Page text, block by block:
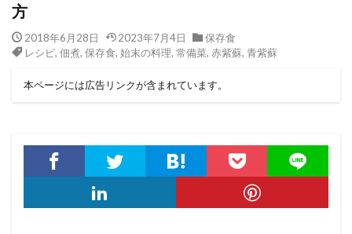
方
2018年6月28日 2023年7月4日
保存食
レシピ, 佃煮, 保存食, 始末の料理, 常備菜, 赤紫蘇, 青紫蘇
本ページには広告リンクが含まれています。